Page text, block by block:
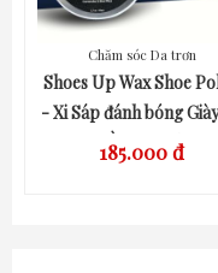
QUICK VIEW
Chăm sóc Da trơn
Shoes Up Wax Shoe
- Xi Sáp đánh bóng Giày
thành phần từ Thiên
185.000 đ